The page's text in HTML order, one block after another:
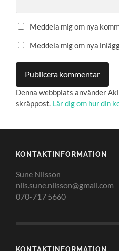
Meddela mig om nya
Meddela mig om nya
Denna webbplats använder
skräppost. Lär dig om hur din
KONTAKTINFORMATION
Sune Nilsson
nils.sune.nilsson@gmail.com
070-717 5660